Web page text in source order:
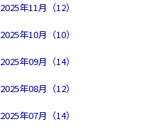
2025年11月（12）
2025年10月（10）
2025年09月（14）
2025年08月（12）
2025年07月（14）